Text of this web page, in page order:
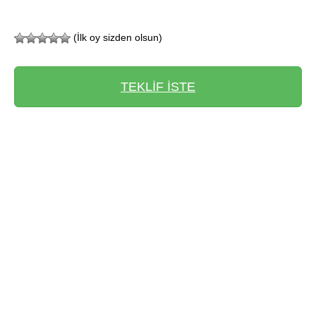
(İlk oy sizden olsun)
TEKLİF İSTE